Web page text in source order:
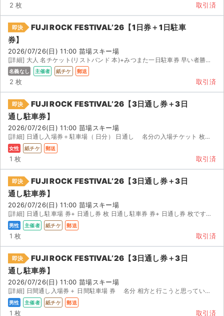
2 枚 取引済
即決
FUJI ROCK FESTIVAL’26【1日券＋1日駐車
券】
2026/07/26(日) 11:00 苗場スキー場
[詳細] 大人 名チケット(リストバンド 本)+みつまた一日駐車券 早い者勝ちです。 ご購入後に 横浜駅...
名義なし 主催者 紙チケ 郵送
2 枚 取引済
即決
FUJI ROCK FESTIVAL’26【3日通し券＋3日
通し駐車券】
2026/07/26(日) 11:00 苗場スキー場
[詳細] 日通し入場券＋駐車場（ 日分） 日通し 名分の入場チケット 枚＋駐車場券（ ） 仕...
女性 紙チケ 郵送
1 枚 取引済
即決
FUJI ROCK FESTIVAL’26【3日通し券＋3日
通し駐車券】
2026/07/26(日) 11:00 苗場スキー場
[詳細] 日通し駐車場 券+ 日通し券 枚 日通し駐車券 券+ 日通し券 枚です。 仕事で行けなくな...
男性 主催者 紙チケ 郵送
1 枚 取引済
即決
FUJI ROCK FESTIVAL’26【3日通し券＋3日
通し駐車券】
2026/07/26(日) 11:00 苗場スキー場
[詳細] 日間通し入場券＋ 日間駐車場 券 名分 相方と行こうと思っていましたが、急遽仕事で行けなく...
男性 主催者 紙チケ 郵送
1 枚 取引済